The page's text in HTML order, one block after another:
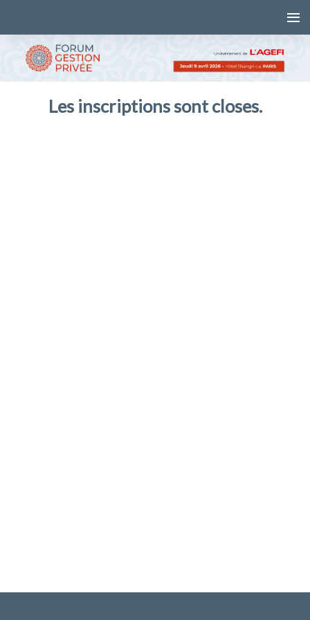
Les inscriptions sont closes.